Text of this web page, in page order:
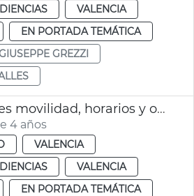
VALENCIA
EN PORTADA TEMÁTICA
GREZZI
JGL_Directrices movilidad, horarios y ocupación Fallas 2022
4 años
VALENCIA
VALENCIA
EN PORTADA TEMÁTICA